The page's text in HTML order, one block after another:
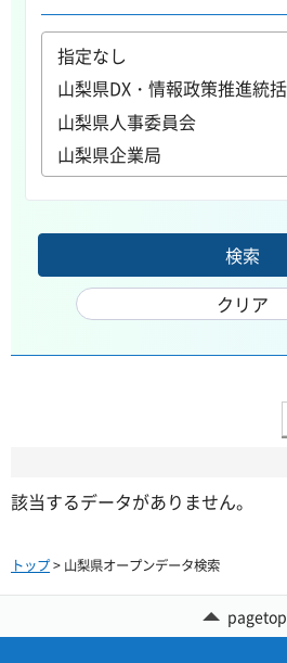
該当するデータがありません。
トップ> 山梨県オープンデータ検索
pagetop